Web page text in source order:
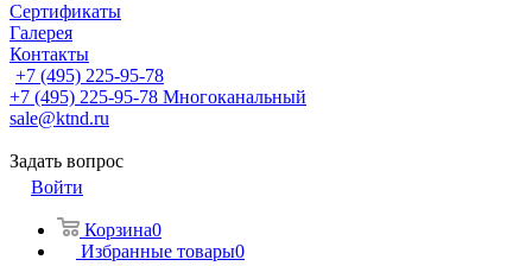
Сертификаты
Галерея
Контакты
+7 (495) 225-95-78
+7 (495) 225-95-78 Многоканальный
sale@ktnd.ru
Задать вопрос
Войти
Корзина0
Избранные товары0